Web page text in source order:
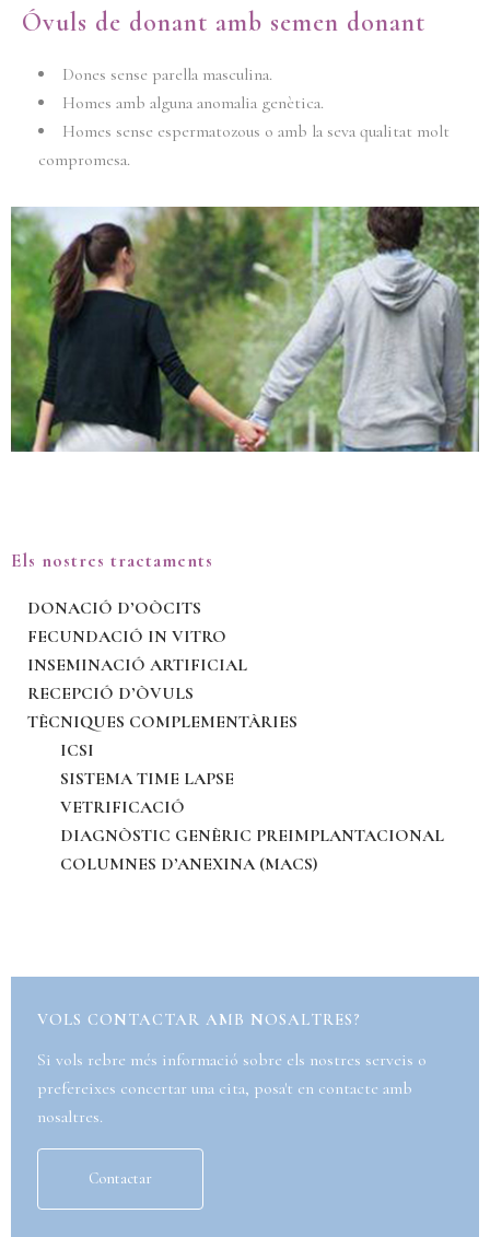
Óvuls de donant amb semen donant
Dones sense parella masculina.
Homes amb alguna anomalia genètica.
Homes sense espermatozous o amb la seva qualitat molt
compromesa.
Els nostres tractaments
DONACIÓ D’OÒCITS
FECUNDACIÓ IN VITRO
INSEMINACIÓ ARTIFICIAL
RECEPCIÓ D’ÒVULS
TÈCNIQUES COMPLEMENTÀRIES
ICSI
SISTEMA TIME LAPSE
VETRIFICACIÓ
DIAGNÒSTIC GENÈRIC PREIMPLANTACIONAL
COLUMNES D’ANEXINA (MACS)
VOLS CONTACTAR AMB NOSALTRES?
Si vols rebre més informació sobre els nostres serveis o
prefereixes concertar una cita, posa't en contacte amb
nosaltres.
Contactar